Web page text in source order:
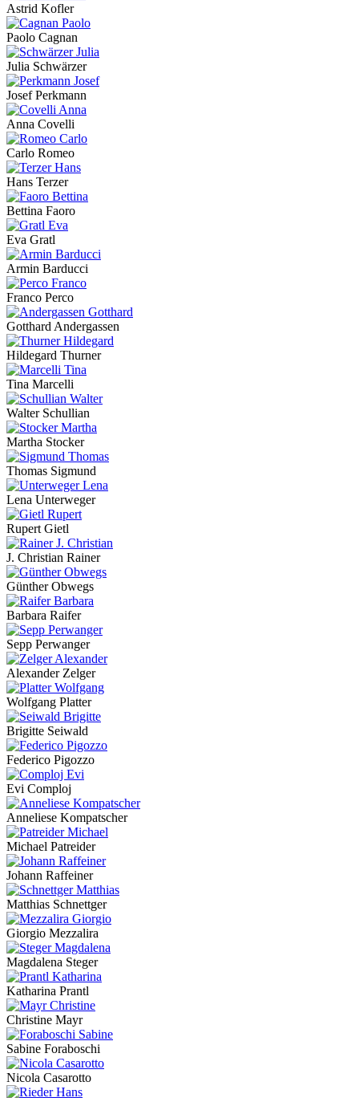
Astrid Kofler
Paolo Cagnan
Julia Schwärzer
Josef Perkmann
Anna Covelli
Carlo Romeo
Hans Terzer
Bettina Faoro
Eva Gratl
Armin Barducci
Franco Perco
Gotthard Andergassen
Hildegard Thurner
Tina Marcelli
Walter Schullian
Martha Stocker
Thomas Sigmund
Lena Unterweger
Rupert Gietl
J. Christian Rainer
Günther Obwegs
Barbara Raifer
Sepp Perwanger
Alexander Zelger
Wolfgang Platter
Brigitte Seiwald
Federico Pigozzo
Evi Comploj
Anneliese Kompatscher
Michael Patreider
Johann Raffeiner
Matthias Schnettger
Giorgio Mezzalira
Magdalena Steger
Katharina Prantl
Christine Mayr
Sabine Foraboschi
Nicola Casarotto